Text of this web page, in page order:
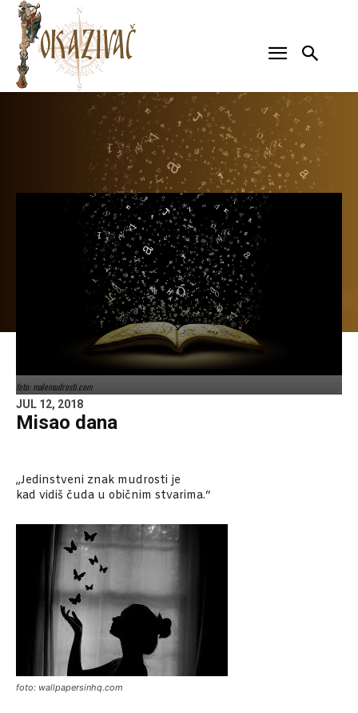
foto: malemudrosti.com
JUL 12, 2018
Misao dana
„Jedinstveni znak mudrosti je
kad vidiš čuda u običnim stvarima.“
foto: wallpapersinhq.com